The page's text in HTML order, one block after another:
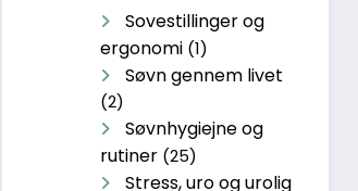
Sovestillinger og
ergonomi (1)
Søvn gennem livet
(2)
Søvnhygiejne og
rutiner (25)
Stress, uro og urolig